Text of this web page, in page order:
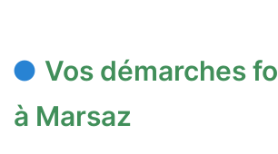
Vos démarches
à Marsaz